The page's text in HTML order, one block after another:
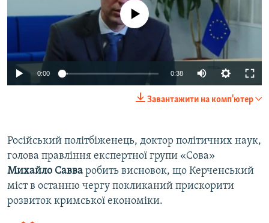
No media source currently available
0:00 0:38
Завантажити на комп'ютер
Російський політбіженець, доктор політичних наук,
голова правління експертної групи «Сова»
Михайло Савва робить висновок, що Керченський
міст в останню чергу покликаний прискорити
розвиток кримської економіки.